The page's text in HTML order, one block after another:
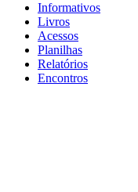
Informativos
Livros
Acessos
Planilhas
Relatórios
Encontros